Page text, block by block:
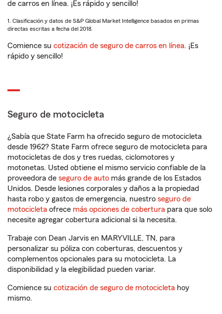
de carros en línea. ¡Es rápido y sencillo!
1. Clasificación y datos de S&P Global Market Intelligence basados en primas
directas escritas a fecha del 2018.
Comience su cotización de seguro de carros en línea. ¡Es
rápido y sencillo!
Seguro de motocicleta
¿Sabía que State Farm ha ofrecido seguro de motocicleta
desde 1962? State Farm ofrece seguro de motocicleta para
motocicletas de dos y tres ruedas, ciclomotores y
motonetas. Usted obtiene el mismo servicio confiable de la
proveedora de seguro de auto más grande de los Estados
Unidos. Desde lesiones corporales y daños a la propiedad
hasta robo y gastos de emergencia, nuestro seguro de
motocicleta ofrece más opciones de cobertura para que solo
necesite agregar cobertura adicional si la necesita.
Trabaje con Dean Jarvis en MARYVILLE, TN, para
personalizar su póliza con coberturas, descuentos y
complementos opcionales para su motocicleta. La
disponibilidad y la elegibilidad pueden variar.
Comience su cotización de seguro de motocicleta hoy
mismo.